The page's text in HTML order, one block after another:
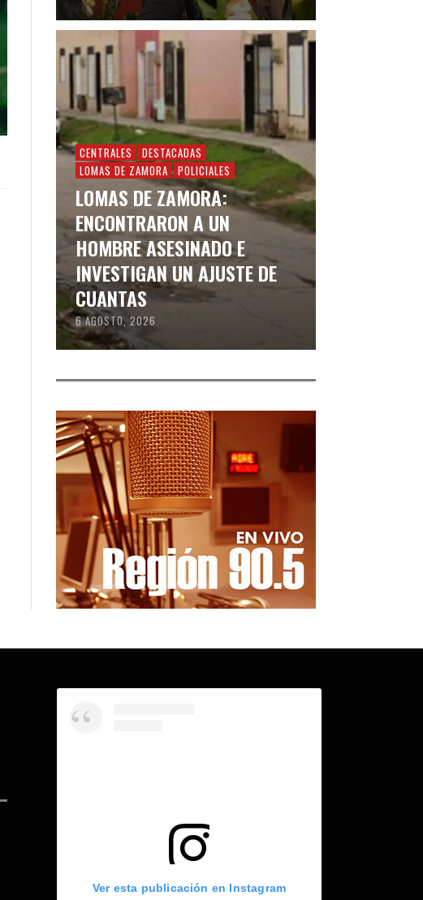
CENTRALES
DESTACADAS
LOMAS DE ZAMORA
POLICIALES
LOMAS DE ZAMORA:
ENCONTRARON A UN
HOMBRE ASESINADO E
INVESTIGAN UN AJUSTE DE
CUANTAS
6 AGOSTO, 2026
Ver esta publicación en Instagram